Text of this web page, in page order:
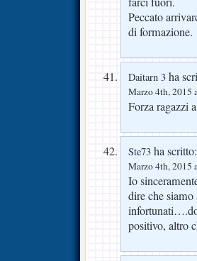
Peccato
di formazione.
Daitarn 3 ha
Marzo 4th, 2015
Forza ragazzi
Ste73 ha scritto:
Marzo 4th, 2015
Io
dire che
positivo, altro